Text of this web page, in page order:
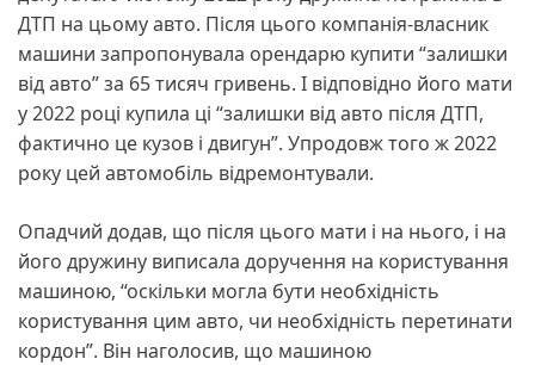
ДТП на цьому авто. Після цього компанія-власник
машини запропонувала орендарю купити “залишки
від авто” за 65 тисяч гривень. І відповідно його мати
у 2022 році купила ці “залишки від авто після ДТП,
фактично це кузов і двигун”. Упродовж того ж 2022
року цей автомобіль відремонтували.
Опадчий додав, що після цього мати і на нього, і на
його дружину виписала доручення на користування
машиною, “оскільки могла бути необхідність
користування цим авто, чи необхідність перетинати
кордон”. Він наголосив, що машиною